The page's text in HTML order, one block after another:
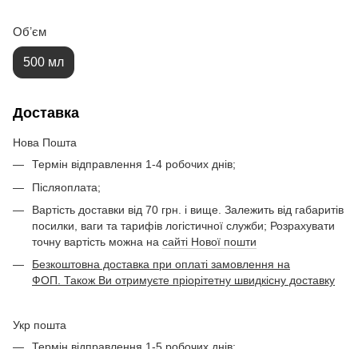
Обʼєм
500 мл
Доставка
Нова Пошта
Термін відправлення 1-4 робочих днів;
Післяоплата;
Вартість доставки від 70 грн. і вище. Залежить від габаритів
посилки, ваги та тарифів логістичної служби; Розрахувати
точну вартість можна на сайті Нової пошти
Безкоштовна доставка при оплаті замовлення на
ФОП. Також Ви отримуєте пріорітетну швидкісну доставку
Укр пошта
Термін відправлення 1-5 робочих днів;